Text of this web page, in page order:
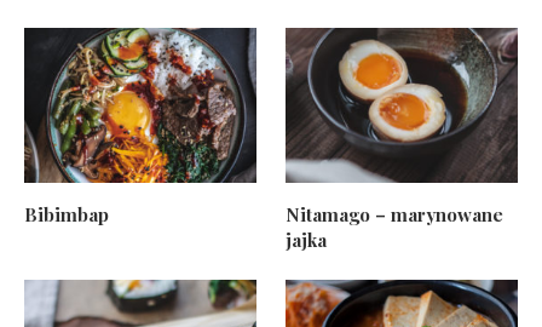
Bibimbap
Nitamago – marynowane
jajka